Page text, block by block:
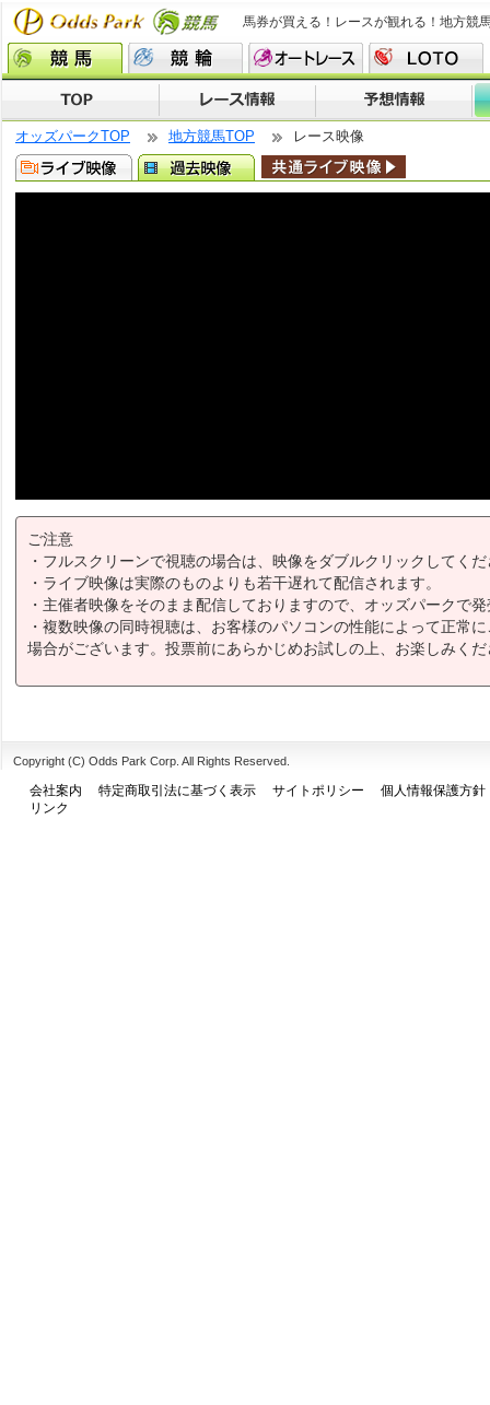
馬券が買える！レースが観れる！地方競
オッズパークTOP 地方競馬TOP レース映像
ご注意
・フルスクリーンで視聴の場合は、映像をダブルクリックしてく
・ライブ映像は実際のものよりも若干遅れて配信されます。
・主催者映像をそのまま配信しておりますので、オッズパークで
・複数映像の同時視聴は、お客様のパソコンの性能によって正常
場合がございます。投票前にあらかじめお試しの上、お楽しみく
Copyright (C) Odds Park Corp. All Rights Reserved.
会社案内 特定商取引法に基づく表示 サイトポリシー
個人情報保護方針
リンク